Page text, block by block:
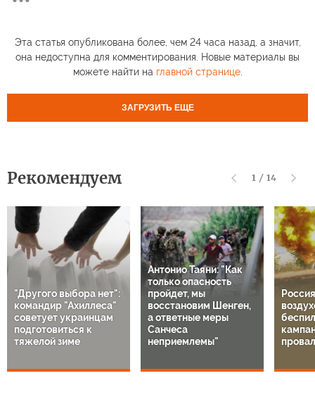
Эта статья опубликована более, чем 24 часа назад, а значит,
она недоступна для комментирования. Новые материалы вы
можете найти на главной странице.
ЗАГРУЗИТЬ ЕЩЕ
Рекомендуем 1 / 14
"Другого выбора нет":
командир "Ахиллеса"
советует украинцам
подготовиться к
тяжелой зиме
Антонио Таяни: "Как
только опасность
пройдет, мы
восстановим Шенген,
а ответные меры
Санчеса
неприемлемы"